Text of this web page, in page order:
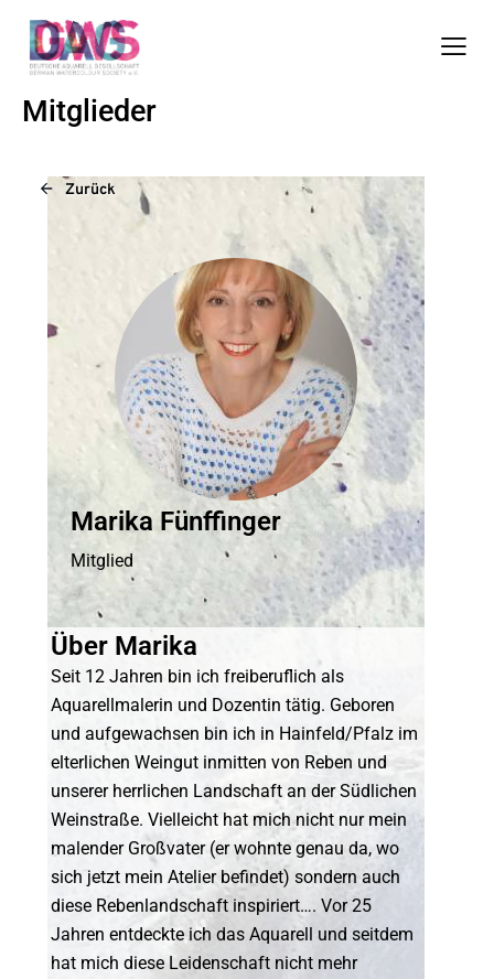
Mitglieder
Zurück
Marika Fünffinger
Mitglied
Über Marika
Seit 12 Jahren bin ich freiberuflich als
Aquarellmalerin und Dozentin tätig. Geboren
und aufgewachsen bin ich in Hainfeld/Pfalz im
elterlichen Weingut inmitten von Reben und
unserer herrlichen Landschaft an der Südlichen
Weinstraße. Vielleicht hat mich nicht nur mein
malender Großvater (er wohnte genau da, wo
sich jetzt mein Atelier befindet) sondern auch
diese Rebenlandschaft inspiriert…. Vor 25
Jahren entdeckte ich das Aquarell und seitdem
hat mich diese Leidenschaft nicht mehr